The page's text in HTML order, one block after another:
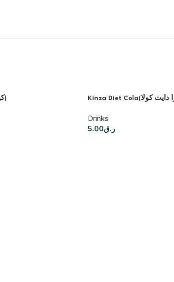
Kinza Cola(كينزا كولا)
Drinks
ر.ق5.00